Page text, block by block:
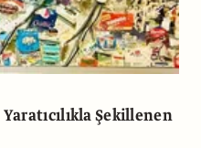
Şekillenen